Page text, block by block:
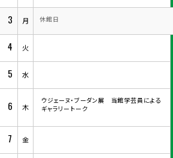
3 月 休館日
4 火
5 水
6 木
ウジェーヌ・ブーダン展 当館学芸員による
ギャラリートーク
7 金